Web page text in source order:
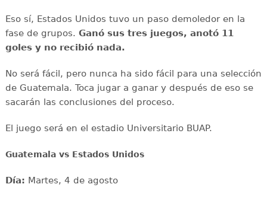
Eso sí, Estados Unidos tuvo un paso demoledor en la
fase de grupos. Ganó sus tres juegos, anotó 11
goles y no recibió nada.
No será fácil, pero nunca ha sido fácil para una selección
de Guatemala. Toca jugar a ganar y después de eso se
sacarán las conclusiones del proceso.
El juego será en el estadio Universitario BUAP.
Guatemala vs Estados Unidos
Día: Martes, 4 de agosto